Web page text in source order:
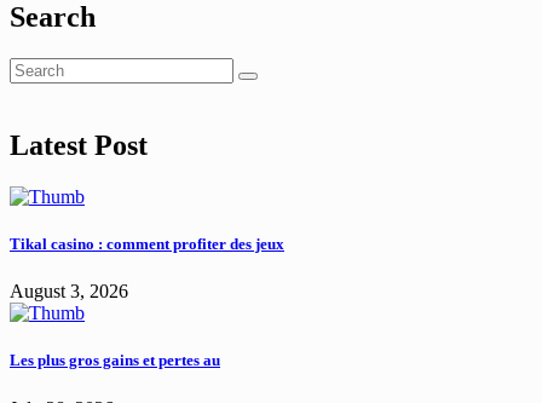
Search
Latest Post
Tikal casino : comment profiter des jeux
August 3, 2026
Les plus gros gains et pertes au